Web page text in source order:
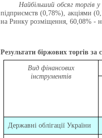
Найбільший обсяг торгів
підприємств (0,78%), акціями
на Ринку розміщення, 60,08% -
Результати біржових торгів за
Вид фінансових
інструментів
Державні облігації України